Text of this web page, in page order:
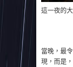
這一夜的
當晚，最
現，而是